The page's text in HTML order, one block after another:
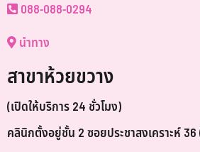
088-088-0294
นำทาง
สาขาห้วยขวาง
(เปิดให้บริการ 24 ชั่วโมง)
คลินิกตั้งอยู่ชั้น 2 ซอยประชาสงเคราะห์